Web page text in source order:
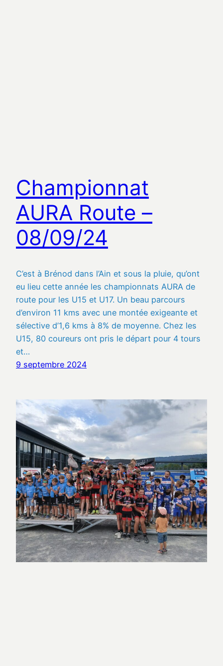
Championnat
AURA Route –
08/09/24
C’est à Brénod dans l’Ain et sous la pluie, qu’ont
eu lieu cette année les championnats AURA de
route pour les U15 et U17. Un beau parcours
d’environ 11 kms avec une montée exigeante et
sélective d’1,6 kms à 8% de moyenne. Chez les
U15, 80 coureurs ont pris le départ pour 4 tours
et…
9 septembre 2024